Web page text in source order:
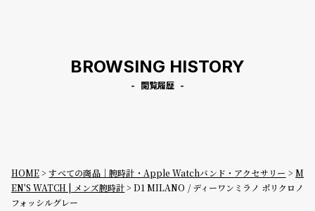
BROWSING HISTORY
閲覧履歴
HOME すべての商品｜腕時計・Apple Watchバンド・アクセサリー
M
EN'S WATCH | メンズ腕時計
D1 MILANO / ディーワンミラノ ポリクロノ
フォッシルグレー